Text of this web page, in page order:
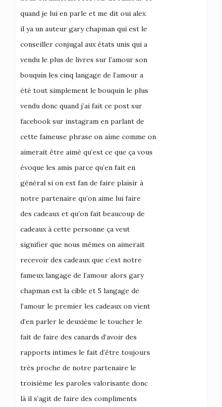
quand je lui en parle et me dit oui alex
il ya un auteur gary chapman qui est le
conseiller conjugal aux états unis qui a
vendu le plus de livres sur l’amour son
bouquin les cinq langage de l’amour a
été tout simplement le bouquin le plus
vendu donc quand j’ai fait ce post sur
facebook sur instagram en parlant de
cette fameuse phrase on aime comme on
aimerait être aimé qu’est ce que ça vous
évoque les amis parce qu’en fait en
général si on est fan de faire plaisir à
notre partenaire qu’on aime lui faire
des cadeaux et qu’on fait beaucoup de
cadeaux à cette personne ça veut
signifier que nous mêmes on aimerait
recevoir des cadeaux que c’est notre
fameux langage de l’amour alors gary
chapman est la cible et 5 langage de
l’amour le premier les cadeaux on vient
d’en parler le deuxième le toucher le
fait de faire des canards d’avoir des
rapports intimes le fait d’être toujours
très proche de notre partenaire le
troisième les paroles valorisante donc
là il s’agit de faire des compliments